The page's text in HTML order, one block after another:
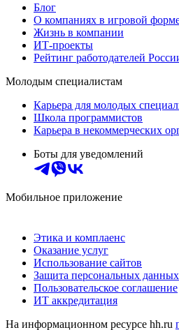
Блог
О компаниях в игровой
Жизнь в компании
ИТ-проекты
Рейтинг работодателей
Молодым специалистам
Карьера для молодых
Школа программистов
Карьера в некоммерческих
Боты для уведомлений
Мобильное приложение
Этика и комплаенс
Оказание услуг
Использование сайтов
Защита персональных данных
Пользовательское соглашение
ИТ аккредитация
На информационном ресурсе hh.ru